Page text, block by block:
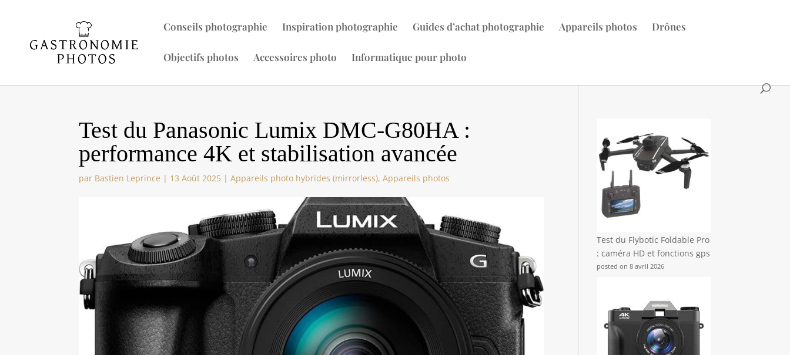
Conseils photographie Inspiration photographie Guides d’achat photographie Appareils photos Drônes
Objectifs photos Accessoires photo Informatique pour photo
Test du Panasonic Lumix DMC-G80HA :
performance 4K et stabilisation avancée
par Bastien Leprince | 13 Août 2025 |Appareils photo hybrides (mirrorless),Appareils photos
Test du Flybotic Foldable Pro
: caméra HD et fonctions gps
posted on 8 avril 2026